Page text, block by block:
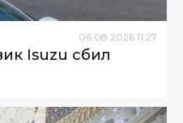
06.08.2026 11:27
Isuzu сбил